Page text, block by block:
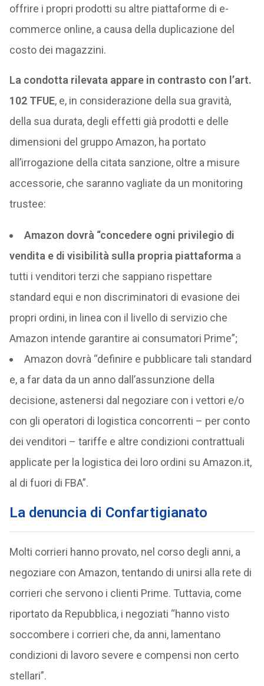
offrire i propri prodotti su altre piattaforme di e-
commerce online, a causa della duplicazione del
costo dei magazzini.
La condotta rilevata appare in contrasto con l’art.
102 TFUE, e, in considerazione della sua gravità,
della sua durata, degli effetti già prodotti e delle
dimensioni del gruppo Amazon, ha portato
all’irrogazione della citata sanzione, oltre a misure
accessorie, che saranno vagliate da un monitoring
trustee:
Amazon dovrà “concedere ogni privilegio di
vendita e di visibilità sulla propria piattaforma a
tutti i venditori terzi che sappiano rispettare
standard equi e non discriminatori di evasione dei
propri ordini, in linea con il livello di servizio che
Amazon intende garantire ai consumatori Prime”;
Amazon dovrà “definire e pubblicare tali standard
e, a far data da un anno dall’assunzione della
decisione, astenersi dal negoziare con i vettori e/o
con gli operatori di logistica concorrenti – per conto
dei venditori – tariffe e altre condizioni contrattuali
applicate per la logistica dei loro ordini su Amazon.it,
al di fuori di FBA”.
La denuncia di Confartigianato
Molti corrieri hanno provato, nel corso degli anni, a
negoziare con Amazon, tentando di unirsi alla rete di
corrieri che servono i clienti Prime. Tuttavia, come
riportato da Repubblica, i negoziati “hanno visto
soccombere i corrieri che, da anni, lamentano
condizioni di lavoro severe e compensi non certo
stellari”.